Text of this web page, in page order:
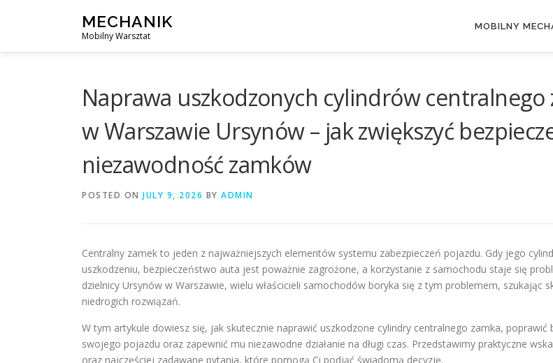
MECHANIK
Mobilny Warsztat
MOBILNY
Naprawa uszkodzonych cylindrów centralnego
w Warszawie Ursynów – jak zwiększyć
niezawodność zamków
POSTED ON JULY 9, 2026 BY ADMIN
Centralny zamek to jeden z najważniejszych elementów systemu zabezpieczeń pojazdu. Gdy jego
uszkodzeniu, bezpieczeństwo auta jest poważnie zagrożone, a korzystanie z samochodu staje się
dzielnicy Ursynów w Warszawie, wielu właścicieli samochodów boryka się z tym problemem, szukając
niedrogich rozwiązań.
W tym artykule dowiesz się, jak skutecznie naprawić uszkodzone cylindry centralnego zamka, poprawić
swojego pojazdu oraz zapewnić mu niezawodne działanie na długi czas. Przedstawimy praktyczne
oraz najczęściej zadawane pytania, które pomogą Ci podjąć świadomą decyzję.